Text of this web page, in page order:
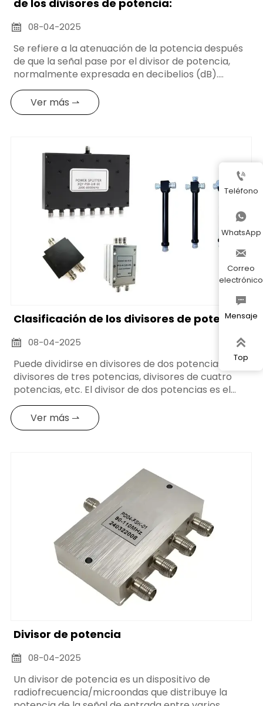
de los divisores de potencia:
 08-04-2025
Se refiere a la atenuación de la potencia después
de que la señal pase por el divisor de potencia,
normalmente expresada en decibelios (dB).
Cuanto menor sea la pérdida de inserción, menor
será la pérdida de potencia de la señal por el
divisor de potencia y mayor será la eficacia de
la estructura, el material y el proceso de
fabricación del divisor de potencia.
Ver más ⇀
Clasificación de los divisores de potencia
 08-04-2025
Puede dividirse en divisores de dos potencias,
divisores de tres potencias, divisores de cuatro
potencias, etc. El divisor de dos potencias es el
tipo más común, que distribuye la potencia de la
señal de entrada a dos puertos de salida
uniformemente o en una proporción determinada;
Ver más ⇀
Divisor de potencia
 08-04-2025
Un divisor de potencia es un dispositivo de
radiofrecuencia/microondas que distribuye la

Teléfono

WhatsApp

Correo
electrónico

Mensaje

Top